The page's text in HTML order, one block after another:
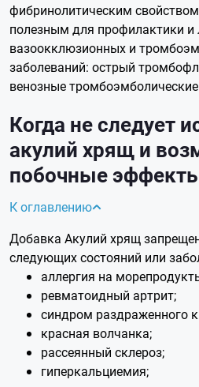
фибринолитическим
полезным для профилактики и
вазоокклюзионных и
заболеваний: острый
венозные
Когда не следует
акулий хрящ и
побочные
К оглавлению
Добавка Акулий хрящ
следующих состояний или
аллергия на
ревматоидный артрит;
синдром раздраженного
красная волчанка;
рассеянный склероз;
гиперкальциемия;